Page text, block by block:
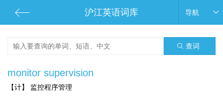
沪江英语词库 导航
查词
monitor supervision
【计】 监控程序管理